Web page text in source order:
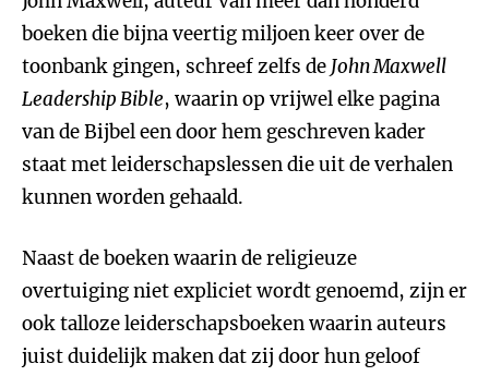
boeken die bijna veertig miljoen keer over de
toonbank gingen, schreef zelfs de John Maxwell
Leadership Bible, waarin op vrijwel elke pagina
van de Bijbel een door hem geschreven kader
staat met leiderschapslessen die uit de verhalen
kunnen worden gehaald.
Naast de boeken waarin de religieuze
overtuiging niet expliciet wordt genoemd, zijn er
ook talloze leiderschapsboeken waarin auteurs
juist duidelijk maken dat zij door hun geloof